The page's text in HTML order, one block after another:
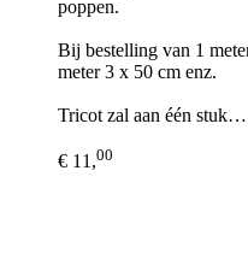
poppen.
Bij bestelling van 1
meter 3 x 50 cm enz.
Tricot zal aan één stuk…
€ 11,00